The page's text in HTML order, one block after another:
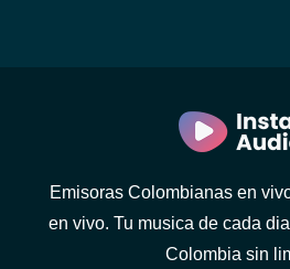
Emisoras Colombianas en
en vivo. Tu musica de cada
Colombia sin